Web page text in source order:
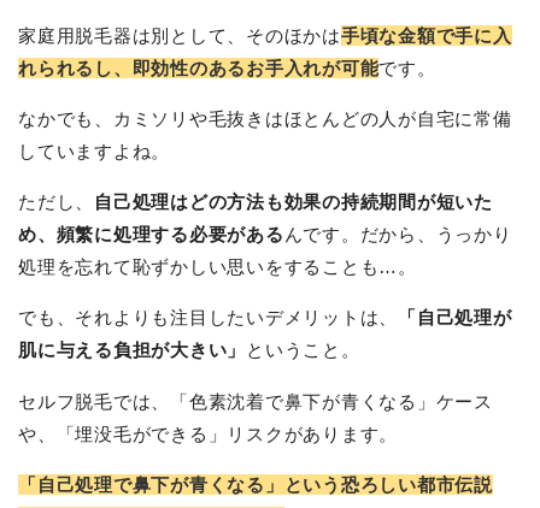
家庭用脱毛器は別として、そのほかは手頃な金額で手に入
れられるし、即効性のあるお手入れが可能です。
なかでも、カミソリや毛抜きはほとんどの人が自宅に常備
していますよね。
ただし、
自己処理はどの方法も効果の持続期間が短いた
め、頻繁に処理する必要がある んです。だから、うっかり
処理を忘れて恥ずかしい思いをすることも…。
でも、それよりも注目したいデメリットは、
「自己処理が
肌に与える負担が大きい」
ということ。
セルフ脱毛では、「色素沈着で鼻下が青くなる」ケース
や、「埋没毛ができる」リスクがあります。
「自己処理で鼻下が青くなる」という恐ろしい都市伝説